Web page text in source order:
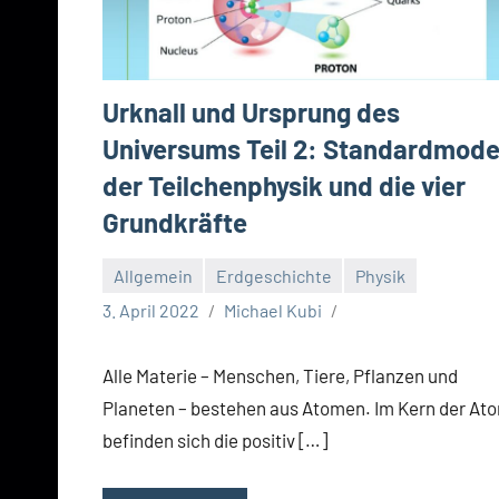
Urknall und Ursprung des
Universums Teil 2:
der Teilchenphysik und die vier
Grundkräfte
Allgemein Erdgeschichte
Physik
3. April 2022
Michael Kubi
Alle Materie – Menschen, Tiere, Pflanzen und
Planeten – bestehen aus Atomen. Im Kern der
befinden sich die positiv […]